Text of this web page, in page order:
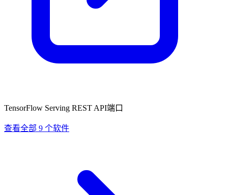
TensorFlow Serving REST API端口
查看全部 9 个软件